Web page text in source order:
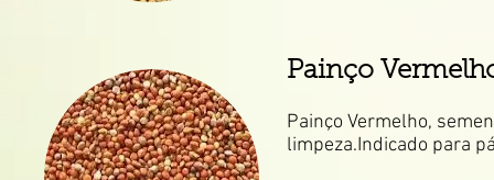
Painço
Painço Vermelho,
limpeza.Indicado para